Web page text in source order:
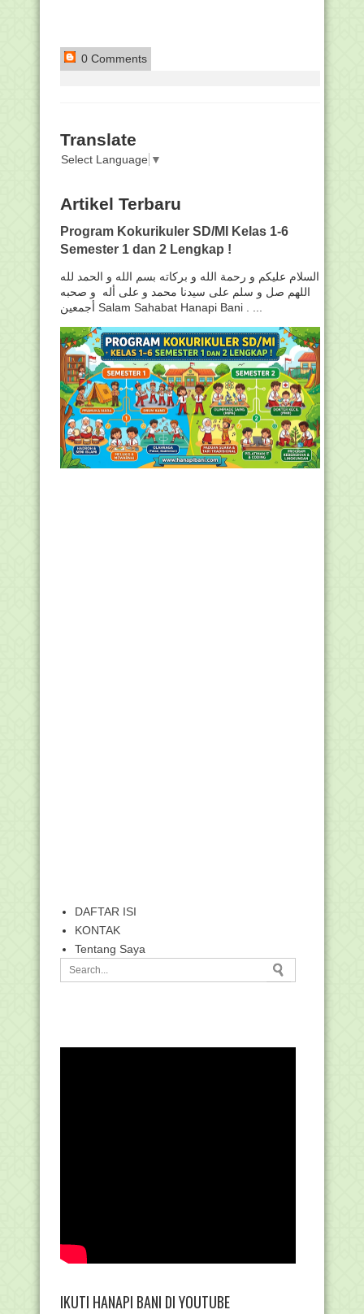
0 Comments
Translate
Select Language ▼
Artikel Terbaru
Program Kokurikuler SD/MI Kelas 1-6
Semester 1 dan 2 Lengkap !
السلام عليكم و رحمة الله و بركاته بسم الله و الحمد لله
اللهم صل و سلم على سيدنا محمد و على أله و صحبه
أجمعين Salam Sahabat Hanapi Bani . ...
DAFTAR ISI
KONTAK
Tentang Saya
IKUTI HANAPI BANI DI YOUTUBE